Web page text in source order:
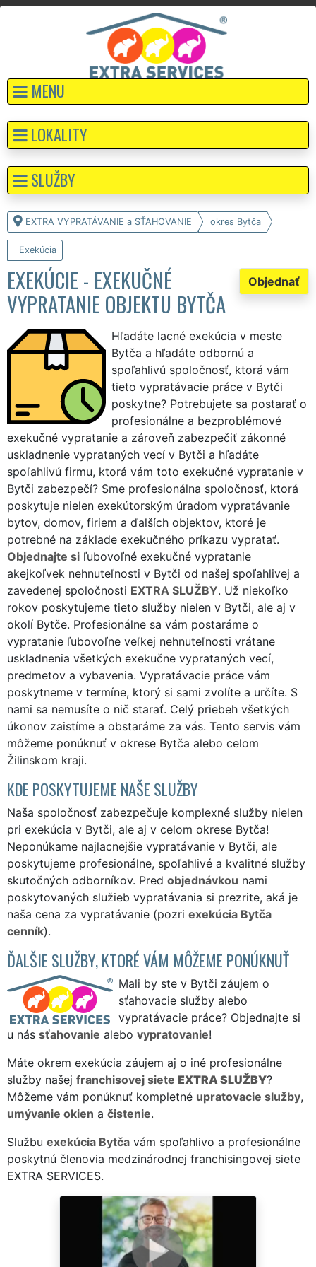
MENU
EXTRA VYPRATÁVANIE a SŤAHOVANIE okres Bytča
Exekúcia
Objednať
EXEKÚCIE - EXEKUČNÉ
VYPRATANIE OBJEKTU BYTČA
Hľadáte lacné exekúcia v meste
Bytča a hľadáte odbornú a
spoľahlivú spoločnosť, ktorá vám
tieto vypratávacie práce v Bytči
poskytne? Potrebujete sa postarať o
profesionálne a bezproblémové
exekučné vypratanie a zároveň zabezpečiť zákonné
uskladnenie vyprataných vecí v Bytči a hľadáte
spoľahlivú firmu, ktorá vám toto exekučné vypratanie v
Bytči zabezpečí? Sme profesionálna spoločnosť, ktorá
poskytuje nielen exekútorským úradom vypratávanie
bytov, domov, firiem a ďalších objektov, ktoré je
potrebné na základe exekučného príkazu vypratať.
Objednajte si ľubovoľné exekučné vypratanie
akejkoľvek nehnuteľnosti v Bytči od našej spoľahlivej a
zavedenej spoločnosti EXTRA SLUŽBY. Už niekoľko
rokov poskytujeme tieto služby nielen v Bytči, ale aj v
okolí Bytče. Profesionálne sa vám postaráme o
vypratanie ľubovoľne veľkej nehnuteľnosti vrátane
uskladnenia všetkých exekučne vyprataných vecí,
predmetov a vybavenia. Vypratávacie práce vám
poskytneme v termíne, ktorý si sami zvolíte a určíte. S
nami sa nemusíte o nič starať. Celý priebeh všetkých
úkonov zaistíme a obstaráme za vás. Tento servis vám
môžeme ponúknuť v okrese Bytča alebo celom
Žilinskom kraji.
KDE POSKYTUJEME NAŠE SLUŽBY
Naša spoločnosť zabezpečuje komplexné služby nielen
pri exekúcia v Bytči, ale aj v celom okrese Bytča!
Neponúkame najlacnejšie vypratávanie v Bytči, ale
poskytujeme profesionálne, spoľahlivé a kvalitné služby
skutočných odborníkov. Pred objednávkou nami
poskytovaných služieb vypratávania si prezrite, aká je
naša cena za vypratávanie (pozri exekúcia Bytča
cenník).
ĎALŠIE SLUŽBY, KTORÉ VÁM MÔŽEME PONÚKNUŤ
Mali by ste v Bytči záujem o
sťahovacie služby alebo
vypratávacie práce? Objednajte si
u nás sťahovanie alebo vypratovanie!
Máte okrem exekúcia záujem aj o iné profesionálne
služby našej franchisovej siete EXTRA SLUŽBY?
Môžeme vám ponúknuť kompletné upratovacie služby,
umývanie okien a čistenie.
Službu exekúcia Bytča vám spoľahlivo a profesionálne
poskytnú členovia medzinárodnej franchisingovej siete
EXTRA SERVICES.
LOKALITY
SLUŽBY